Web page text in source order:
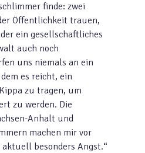
finde: zwei
Öffentlichkeit trauen,
ein gesellschaftliches
auch noch
uns niemals an ein
es reicht, ein
zu tragen, um
zu werden. Die
Anhalt und
machen mir vor
besonders Angst.“